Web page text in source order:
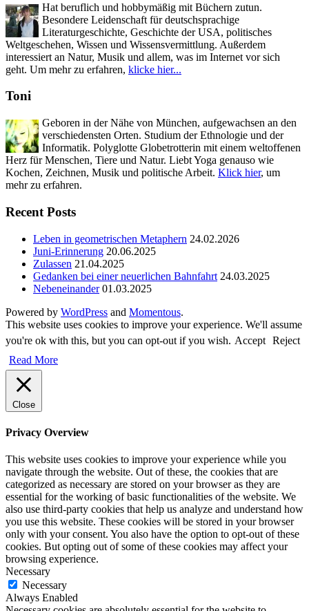
Hat beruflich und hobbymäßig mit Büchern zutun.
Besondere Leidenschaft für deutschsprachige
Literaturgeschichte, Geschichte der USA, politisches
Weltgeschehen, Wissen und Wissensvermittlung. Außerdem
interessiert an Natur, Musik und allem, was im Internet vor sich
geht. Um mehr zu erfahren, klicke hier...
Toni
Geboren in der Nähe von München, aufgewachsen an den
verschiedensten Orten. Studium der Ethnologie und der
Informatik. Polyglotte Globetrotterin mit einem weltoffenen
Herz für Menschen, Tiere und Natur. Liebt Yoga genauso wie
Kochen, Zeichnen, Musik und politische Arbeit. Klick hier, um
mehr zu erfahren.
Recent Posts
Leben in geometrischen Metaphern 24.02.2026
Juni-Erinnerung 20.06.2025
Zulassen 21.04.2025
Gedanken bei einer neuerlichen Bahnfahrt 24.03.2025
Nebeneinander 01.03.2025
Powered by WordPress and Momentous.
This website uses cookies to improve your experience. We'll assume
you're ok with this, but you can opt-out if you wish. Accept Reject
Read More
Close
Privacy Overview
This website uses cookies to improve your experience while you
navigate through the website. Out of these, the cookies that are
categorized as necessary are stored on your browser as they are
essential for the working of basic functionalities of the website. We
also use third-party cookies that help us analyze and understand how
you use this website. These cookies will be stored in your browser
only with your consent. You also have the option to opt-out of these
cookies. But opting out of some of these cookies may affect your
browsing experience.
Necessary
Necessary
Always Enabled